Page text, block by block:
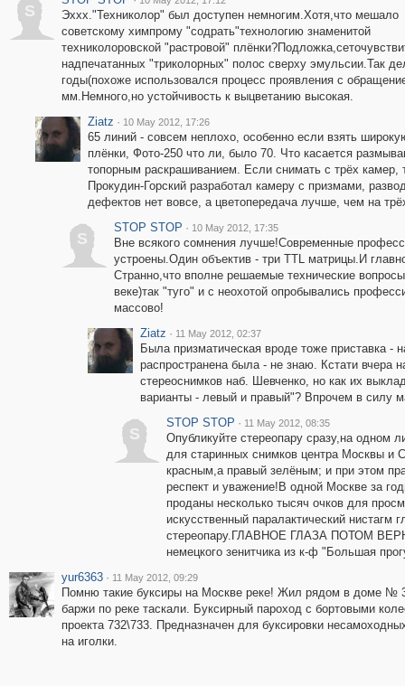
S
Эххх."Техниколор" был доступен немногим.Хотя,что мешало
советскому химпрому "содрать"технологию знаменитой
техниколоровской "растровой"
надпечатанных "триколорных" полос сверху эмульсии.Так
годы(похоже использовался процесс проявления с
мм.Немного,но устойчивость к выцветанию высокая.
Ziatz · 10 May 2012, 17:26
65 линий - совсем неплохо, особенно если взять
плёнки, Фото-250 что ли, было 70. Что касается
топорным раскрашиванием. Если снимать с трёх
Прокудин-Горский разработал камеру с призмами,
дефектов нет вовсе, а цветопередача лучше, чем на
S
STOP STOP · 10 May 2012, 17:35
Вне всякого сомнения лучше!Современные
устроены.Один объектив - три TTL матрицы.И
Странно,что вполне решаемые технические
веке)так "туго" и с неохотой опробывались
массово!
Ziatz · 11 May 2012, 02:37
Была призматическая вроде тоже приставка -
распространена была - не знаю. Кстати вчера
стереоснимков наб. Шевченко, но как их
варианты - левый и правый"? Впрочем в силу
S
STOP STOP · 11 May 2012, 08:35
Опубликуйте стереопару сразу,на одном
для старинных снимков центра Москвы и
красным,а правый зелёным; и при этом
респект и уважение!В одной Москве за
проданы несколько тысяч очков для
искусственный паралактический нистагм
стереопару.ГЛАВНОЕ ГЛАЗА ПОТОМ
немецкого зенитчика из к-ф "Большая
yur6363 · 11 May 2012, 09:29
Помню такие буксиры на Москве реке! Жил рядом в доме №
баржи по реке таскали. Буксирный пароход с бортовыми
проекта 732\733. Предназначен для буксировки
на иголки.